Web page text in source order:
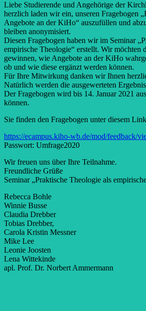
Liebe Studierende und Angehörige der
herzlich laden wir ein, unseren Fragebogen
Angebote an der KiHo“ auszufüllen und
bleiben anonymisiert.
Diesen Fragebogen haben wir im Seminar
empirische Theologie“ erstellt. Wir möchten
gewinnen, wie Angebote an der KiHo
ob und wie diese ergänzt werden können.
Für Ihre Mitwirkung danken wir Ihnen
Natürlich werden die ausgewerteten
Der Fragebogen wird bis 14. Januar 2021
können.
Sie finden den Fragebogen unter diesem
https://ecampus.kiho-wb.de/mod/feedback/
Passwort: Umfrage2020
Wir freuen uns über Ihre Teilnahme.
Freundliche Grüße
Seminar „Praktische Theologie als
Rebecca Bohle
Winnie Busse
Claudia Drebber
Tobias Drebber,
Carola Kristin Messner
Mike Lee
Leonie Joosten
Lena Wittekinde
apl. Prof. Dr. Norbert Ammermann